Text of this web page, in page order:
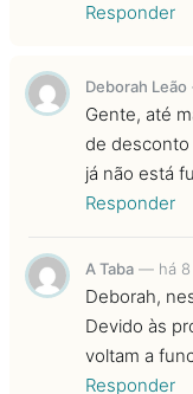
Responder
Deborah Leão
Gente, até
de desconto
já não está
Responder
A Taba — há
Deborah,
Devido às
voltam a
Responder